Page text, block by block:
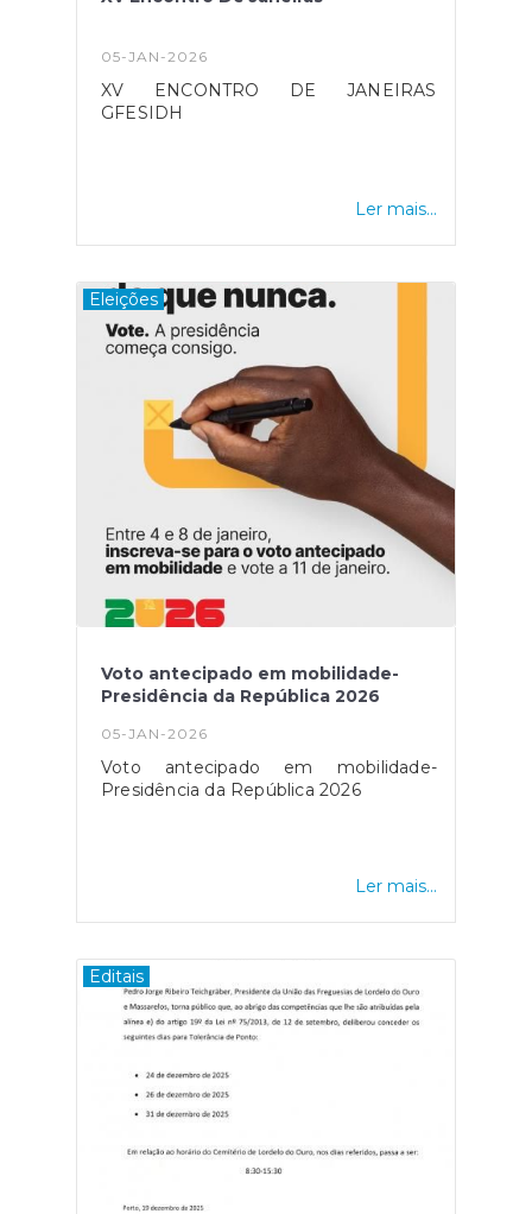
05-JAN-2026
XV ENCONTRO DE JANEIRAS
GFESIDH
Ler mais...
Eleições
Voto antecipado em mobilidade-
Presidência da República 2026
05-JAN-2026
Voto antecipado em mobilidade-
Presidência da República 2026
Ler mais...
Editais